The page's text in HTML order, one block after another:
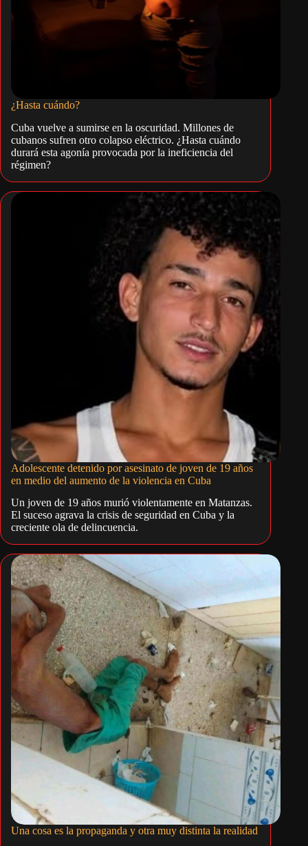
¿Hasta cuándo?
Cuba vuelve a sumirse en la oscuridad. Millones de
cubanos sufren otro colapso eléctrico. ¿Hasta cuándo
durará esta agonía provocada por la ineficiencia del
régimen?
Adolescente detenido por asesinato de joven de 19 años
en medio del aumento de la violencia en Cuba
Un joven de 19 años murió violentamente en Matanzas.
El suceso agrava la crisis de seguridad en Cuba y la
creciente ola de delincuencia.
Una cosa es la propaganda y otra muy distinta la realidad